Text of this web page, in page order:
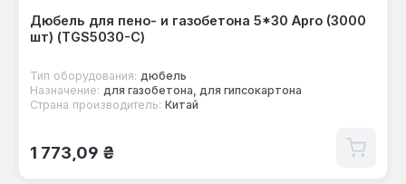
Дюбель для пено- и газобетона 5*30 Apro (3000
шт) (TGS5030-C)
Тип оборудования: дюбель
Назначение: для газобетона, для гипсокартона
Страна производитель: Китай
Обычная цена:
1 773,09 ₴